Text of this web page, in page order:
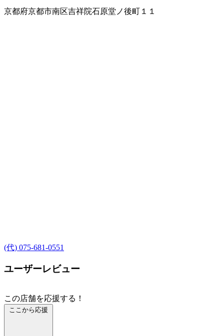
京都府京都市南区吉祥院石原堂ノ後町１１
(代) 075-681-0551
ユーザーレビュー
この店舗を応援する！
ここから応援